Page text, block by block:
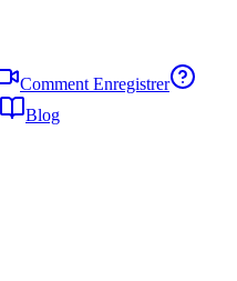
Comment Enregistrer
Blog